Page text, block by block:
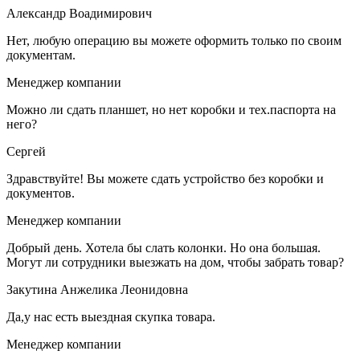
Александр Воадимирович
Нет, любую операцию вы можете оформить только по своим
документам.
Менеджер компании
Можно ли сдать планшет, но нет коробки и тех.паспорта на
него?
Сергей
Здравствуйте! Вы можете сдать устройство без коробки и
документов.
Менеджер компании
Добрый день. Хотела бы слать колонки. Но она большая.
Могут ли сотрудники выезжать на дом, чтобы забрать товар?
Закутина Анжелика Леонидовна
Да,у нас есть выездная скупка товара.
Менеджер компании